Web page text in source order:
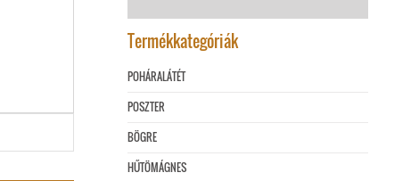
Termékkategóriák
POHÁRALÁTÉT
POSZTER
BÖGRE
HŰTÖMÁGNES